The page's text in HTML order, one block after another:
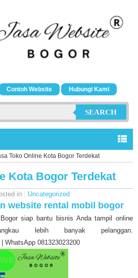
Contoh Website Hubungi Kami
SEARCH
Toko Online Kota Bogor Terdekat
Kota Bogor Terdekat
in : Uncategorized
website rental mobil bogor
siap bantu bisnis Anda tampil online
lebih banyak pelanggan.
WhatsApp 081323023200